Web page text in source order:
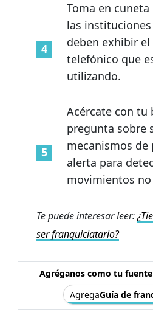
Toma en
las
deben exhibir
telefónico que
utilizando.
Acércate con tu
pregunta sobre
mecanismos de
alerta para
movimientos
Te puede interesar leer:
ser franquiciatario?
Agréganos como tu
AgregaGuía de